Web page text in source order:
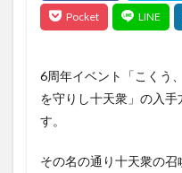
6周年イベント「こくう
を守りし十天衆」の入
す。
その名の通り十天衆の召